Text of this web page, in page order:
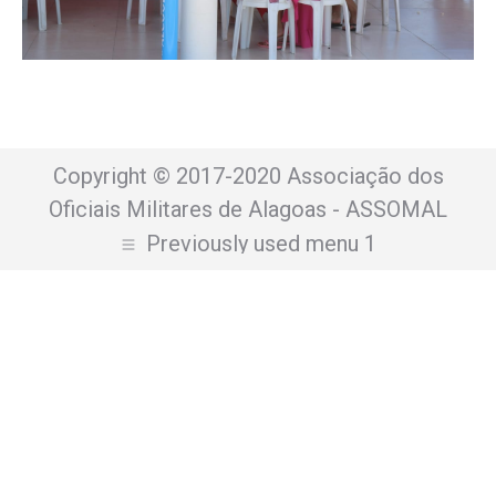
Copyright © 2017-2020 Associação dos
Oficiais Militares de Alagoas - ASSOMAL
Previously used menu 1